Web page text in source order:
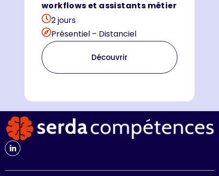
workflows et assistants métier
2 jours
Présentiel – Distanciel
Découvrir